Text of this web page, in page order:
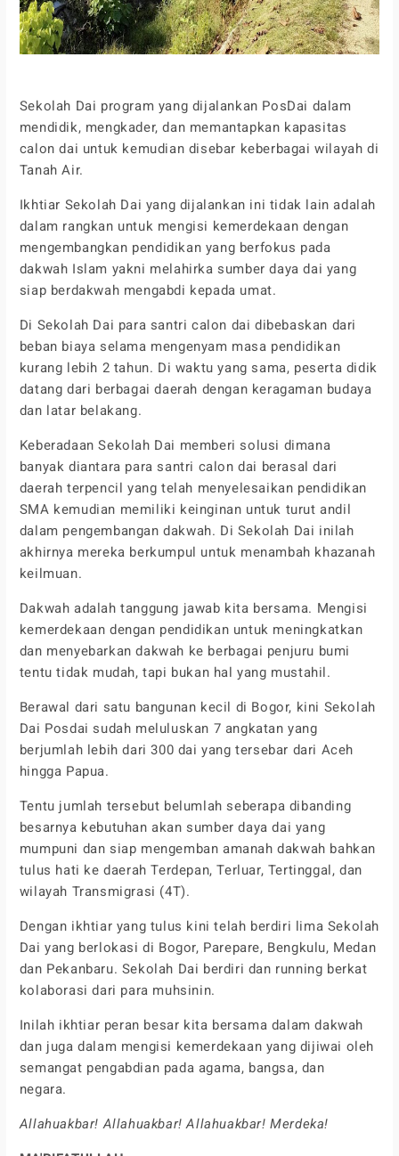
Sekolah Dai program yang dijalankan PosDai dalam
mendidik, mengkader, dan memantapkan kapasitas
calon dai untuk kemudian disebar keberbagai wilayah di
Tanah Air.
Ikhtiar Sekolah Dai yang dijalankan ini tidak lain adalah
dalam rangkan untuk mengisi kemerdekaan dengan
mengembangkan pendidikan yang berfokus pada
dakwah Islam yakni melahirka sumber daya dai yang
siap berdakwah mengabdi kepada umat.
Di Sekolah Dai para santri calon dai dibebaskan dari
beban biaya selama mengenyam masa pendidikan
kurang lebih 2 tahun. Di waktu yang sama, peserta didik
datang dari berbagai daerah dengan keragaman budaya
dan latar belakang.
Keberadaan Sekolah Dai memberi solusi dimana
banyak diantara para santri calon dai berasal dari
daerah terpencil yang telah menyelesaikan pendidikan
SMA kemudian memiliki keinginan untuk turut andil
dalam pengembangan dakwah. Di Sekolah Dai inilah
akhirnya mereka berkumpul untuk menambah khazanah
keilmuan.
Dakwah adalah tanggung jawab kita bersama. Mengisi
kemerdekaan dengan pendidikan untuk meningkatkan
dan menyebarkan dakwah ke berbagai penjuru bumi
tentu tidak mudah, tapi bukan hal yang mustahil.
Berawal dari satu bangunan kecil di Bogor, kini Sekolah
Dai Posdai sudah meluluskan 7 angkatan yang
berjumlah lebih dari 300 dai yang tersebar dari Aceh
hingga Papua.
Tentu jumlah tersebut belumlah seberapa dibanding
besarnya kebutuhan akan sumber daya dai yang
mumpuni dan siap mengemban amanah dakwah bahkan
tulus hati ke daerah Terdepan, Terluar, Tertinggal, dan
wilayah Transmigrasi (4T).
Dengan ikhtiar yang tulus kini telah berdiri lima Sekolah
Dai yang berlokasi di Bogor, Parepare, Bengkulu, Medan
dan Pekanbaru. Sekolah Dai berdiri dan running berkat
kolaborasi dari para muhsinin.
Inilah ikhtiar peran besar kita bersama dalam dakwah
dan juga dalam mengisi kemerdekaan yang dijiwai oleh
semangat pengabdian pada agama, bangsa, dan
negara.
Allahuakbar! Allahuakbar! Allahuakbar! Merdeka!